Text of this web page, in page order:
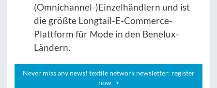
(Omnichannel-)Einzelhändlern und ist
die größte Longtail-E-Commerce-
Plattform für Mode in den Benelux-
Ländern.
Never miss any news! textile network newsletter: register
now ->